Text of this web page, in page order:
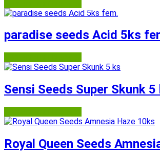
paradise seeds Acid 5ks
Sensi Seeds Super Skunk 5
Royal Queen Seeds